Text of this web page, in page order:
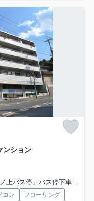
ンション
ス停」バス停下車 徒歩6分
コン
フローリング